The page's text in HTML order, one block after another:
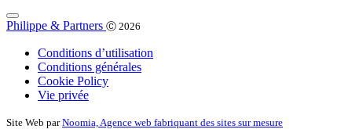
Philippe & Partners Ⓒ 2026
Conditions d’utilisation
Conditions générales
Cookie Policy
Vie privée
Site Web parNoomia, Agence web fabriquant des sites sur mesure